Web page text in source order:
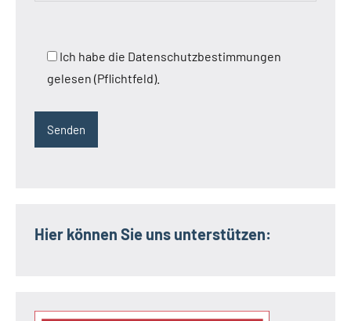
Ich habe die Datenschutzbestimmungen
gelesen (Pflichtfeld).
Hier können Sie uns unterstützen: